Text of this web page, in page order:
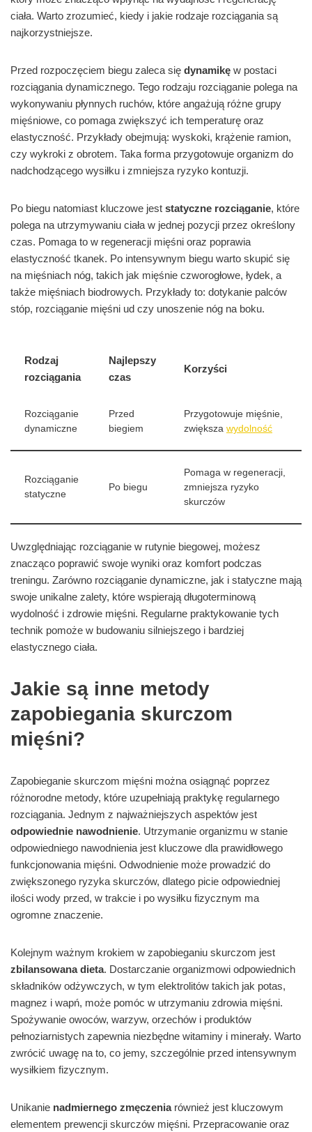
ciała. Warto zrozumieć, kiedy i jakie rodzaje rozciągania są
najkorzystniejsze.
Przed rozpoczęciem biegu zaleca się dynamikę w postaci
rozciągania dynamicznego. Tego rodzaju rozciąganie polega na
wykonywaniu płynnych ruchów, które angażują różne grupy
mięśniowe, co pomaga zwiększyć ich temperaturę oraz
elastyczność. Przykłady obejmują: wyskoki, krążenie ramion,
czy wykroki z obrotem. Taka forma przygotowuje organizm do
nadchodzącego wysiłku i zmniejsza ryzyko kontuzji.
Po biegu natomiast kluczowe jest statyczne rozciąganie, które
polega na utrzymywaniu ciała w jednej pozycji przez określony
czas. Pomaga to w regeneracji mięśni oraz poprawia
elastyczność tkanek. Po intensywnym biegu warto skupić się
na mięśniach nóg, takich jak mięśnie czworogłowe, łydek, a
także mięśniach biodrowych. Przykłady to: dotykanie palców
stóp, rozciąganie mięśni ud czy unoszenie nóg na boku.
Rodzaj
rozciągania
Najlepszy
czas
Korzyści
Rozciąganie
dynamiczne
Przed
biegiem
Przygotowuje mięśnie,
zwiększa wydolność
Rozciąganie
statyczne
Po biegu
Pomaga w regeneracji,
zmniejsza ryzyko
skurczów
Uwzględniając rozciąganie w rutynie biegowej, możesz
znacząco poprawić swoje wyniki oraz komfort podczas
treningu. Zarówno rozciąganie dynamiczne, jak i statyczne mają
swoje unikalne zalety, które wspierają długoterminową
wydolność i zdrowie mięśni. Regularne praktykowanie tych
technik pomoże w budowaniu silniejszego i bardziej
elastycznego ciała.
Jakie są inne metody
zapobiegania skurczom
mięśni?
Zapobieganie skurczom mięśni można osiągnąć poprzez
różnorodne metody, które uzupełniają praktykę regularnego
rozciągania. Jednym z najważniejszych aspektów jest
odpowiednie nawodnienie. Utrzymanie organizmu w stanie
odpowiedniego nawodnienia jest kluczowe dla prawidłowego
funkcjonowania mięśni. Odwodnienie może prowadzić do
zwiększonego ryzyka skurczów, dlatego picie odpowiedniej
ilości wody przed, w trakcie i po wysiłku fizycznym ma
ogromne znaczenie.
Kolejnym ważnym krokiem w zapobieganiu skurczom jest
zbilansowana dieta. Dostarczanie organizmowi odpowiednich
składników odżywczych, w tym elektrolitów takich jak potas,
magnez i wapń, może pomóc w utrzymaniu zdrowia mięśni.
Spożywanie owoców, warzyw, orzechów i produktów
pełnoziarnistych zapewnia niezbędne witaminy i minerały. Warto
zwrócić uwagę na to, co jemy, szczególnie przed intensywnym
wysiłkiem fizycznym.
Unikanie nadmiernego zmęczeniarównież jest kluczowym
elementem prewencji skurczów mięśni. Przepracowanie oraz